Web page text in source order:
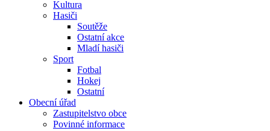
Kultura
Hasiči
Soutěže
Ostatní akce
Mladí hasiči
Sport
Fotbal
Hokej
Ostatní
Obecní úřad
Zastupitelstvo obce
Povinné informace